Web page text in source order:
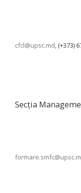
cfcl@upsc.md, (+373)
Secția